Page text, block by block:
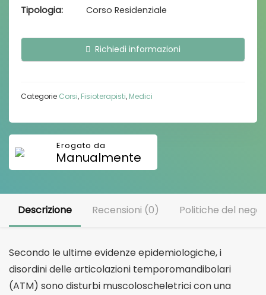
Tipologia
Corso Residenziale
Richiedi informazioni
Categorie Corsi, Fisioterapisti, Medici
Manualmente
Descrizione Recensioni (0) Politiche del
Secondo le ultime evidenze epidemiologiche, i
disordini delle articolazioni temporomandibolari
(ATM) sono disturbi muscoloscheletrici con una